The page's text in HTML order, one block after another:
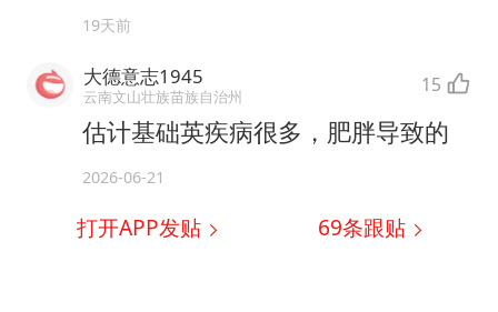
19天前
大德意志1945
云南文山壮族苗族自治州 15
估计基础英疾病很多，肥胖导致的
2026-06-21
打开APP发贴 69条跟贴